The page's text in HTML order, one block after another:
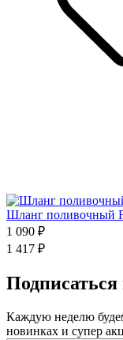
Шланг поливочный
1 090 ₽
1 417 ₽
Каждую неделю
новинках и супер